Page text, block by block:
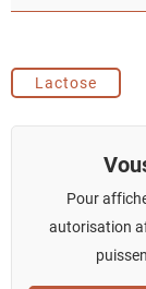
Lactose
Pour
autorisation